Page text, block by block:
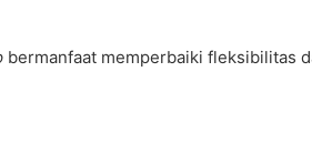
bermanfaat memperbaiki fleksibilitas